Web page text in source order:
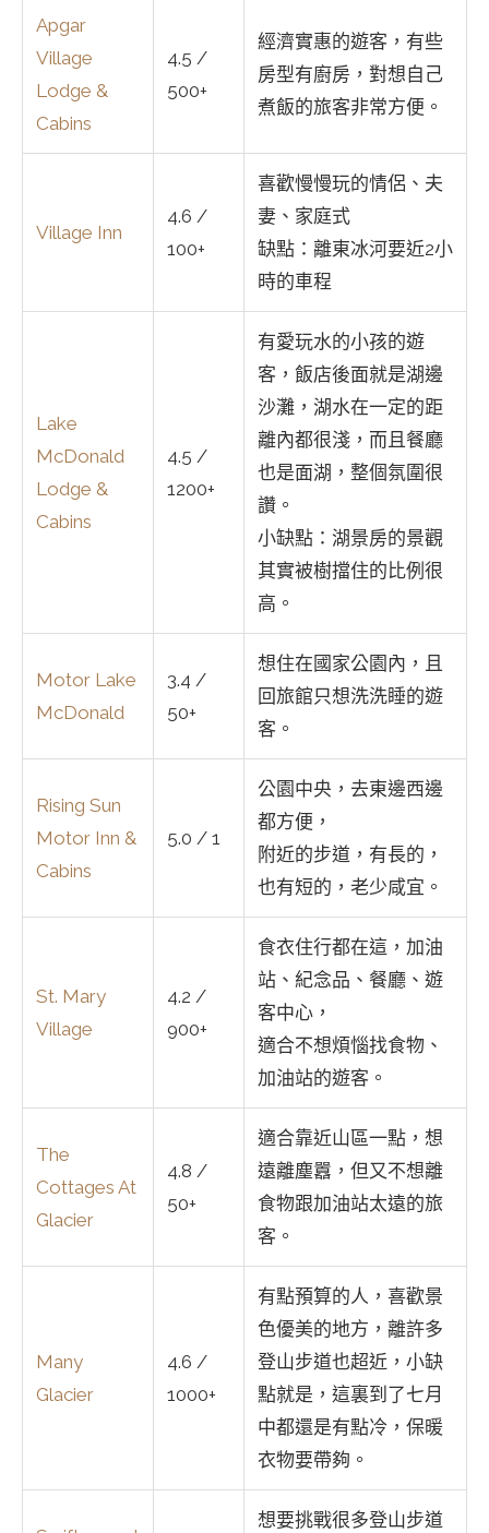
Apgar
Village
Lodge &
Cabins
4.5 /
500+
經濟實惠的遊客，有些
房型有廚房，對想自己
煮飯的旅客非常方便。
Village Inn
4.6 /
100+
喜歡慢慢玩的情侶、夫
妻、家庭式
缺點：離東冰河要近2小
時的車程
Lake
McDonald
Lodge &
Cabins
4.5 /
1200+
有愛玩水的小孩的遊
客，飯店後面就是湖邊
沙灘，湖水在一定的距
離內都很淺，而且餐廳
也是面湖，整個氛圍很
讚。
小缺點：湖景房的景觀
其實被樹擋住的比例很
高。
Motor Lake
McDonald
3.4 /
50+
想住在國家公園內，且
回旅館只想洗洗睡的遊
客。
Rising Sun
Motor Inn &
Cabins
5.0 / 1
公園中央，去東邊西邊
都方便，
附近的步道，有長的，
也有短的，老少咸宜。
St. Mary
Village
4.2 /
900+
食衣住行都在這，加油
站、紀念品、餐廳、遊
客中心，
適合不想煩惱找食物、
加油站的遊客。
The
Cottages At
Glacier
4.8 /
50+
適合靠近山區一點，想
遠離塵囂，但又不想離
食物跟加油站太遠的旅
客。
Many
Glacier
4.6 /
1000+
有點預算的人，喜歡景
色優美的地方，離許多
登山步道也超近，小缺
點就是，這裏到了七月
中都還是有點冷，保暖
衣物要帶夠。
想要挑戰很多登山步道